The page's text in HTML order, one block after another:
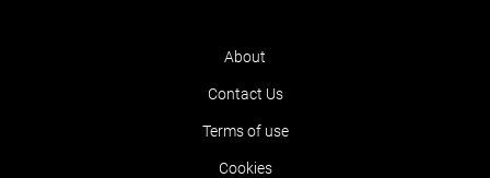
About
Contact Us
Terms of use
Cookies